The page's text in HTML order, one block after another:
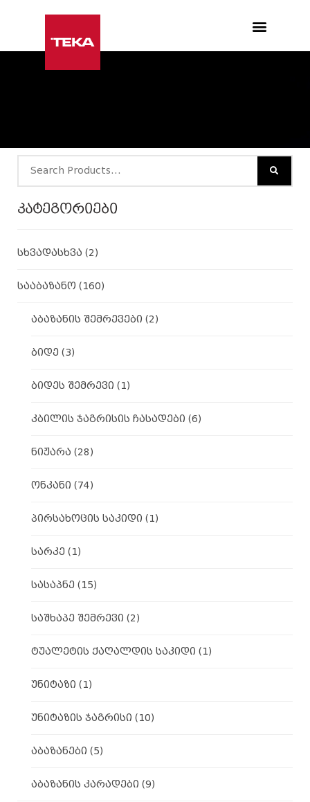
კატეგორიები
სხვადასხვა (2)
სააბაზანო (160)
აბაზანის შემრევები (2)
ბიდე (3)
ბიდეს შემრევი (1)
კბილის ჯაგრისის ჩასადები (6)
ნიჟარა (28)
ონკანი (74)
პირსახოცის საკიდი (1)
სარკე (1)
სასაპნე (15)
საშხაპე შემრევი (2)
ტუალეტის ქაღალდის საკიდი (1)
უნიტაზი (1)
უნიტაზის ჯაგრისი (10)
აბაზანები (5)
აბაზანის კარადები (9)